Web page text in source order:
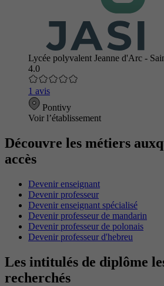
Lycée polyvalent Jeanne d'Arc -
4.0
1 avis
Pontivy
Voir l’établissement
Découvre les métiers
accès
Devenir enseignant
Devenir professeur
Devenir enseignant spécialisé
Devenir professeur de mandarin
Devenir professeur de polonais
Devenir professeur d'hebreu
Les intitulés de diplôme
recherchés